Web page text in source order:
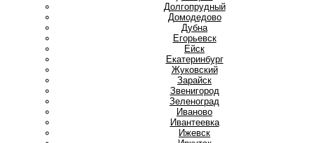
Долгопрудный
Домодедово
Дубна
Егорьевск
Ейск
Екатеринбург
Жуковский
Зарайск
Звенигород
Зеленоград
Иваново
Ивантеевка
Ижевск